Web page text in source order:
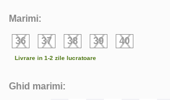
Marimi:
36 37 38 39 40
Livrare in 1-2 zile lucratoare
Ghid marimi: